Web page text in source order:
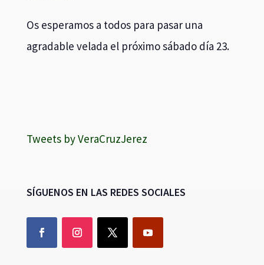
Os esperamos a todos para pasar una
agradable velada el próximo sábado día 23.
Tweets by VeraCruzJerez
SÍGUENOS EN LAS REDES SOCIALES